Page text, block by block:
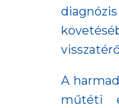
A
műtéti